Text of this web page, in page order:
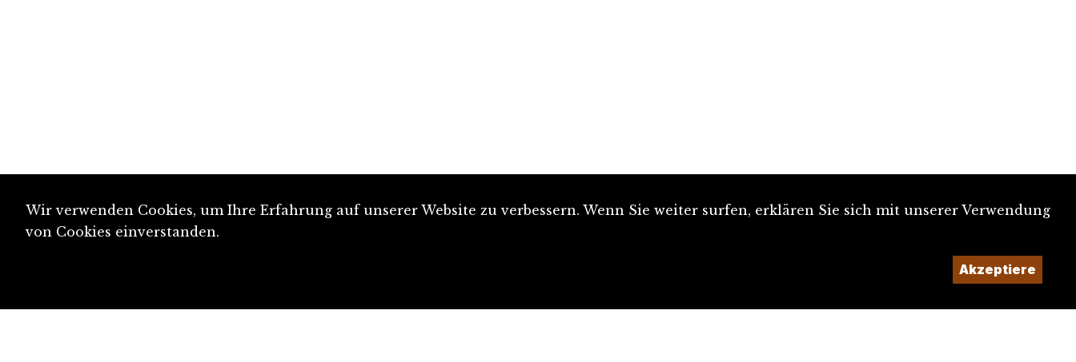
Wir verwenden Cookies, um Ihre Erfahrung auf unserer Website zu verbessern. Wenn Sie weiter surfen, erklären Sie sich mit unserer Verwendung
von Cookies einverstanden.
Akzeptiere